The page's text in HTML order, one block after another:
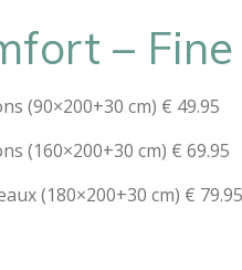
–
(90×200+30 cm) € 49.95
(160×200+30 cm) € 69.95
(180×200+30 cm) € 79.95